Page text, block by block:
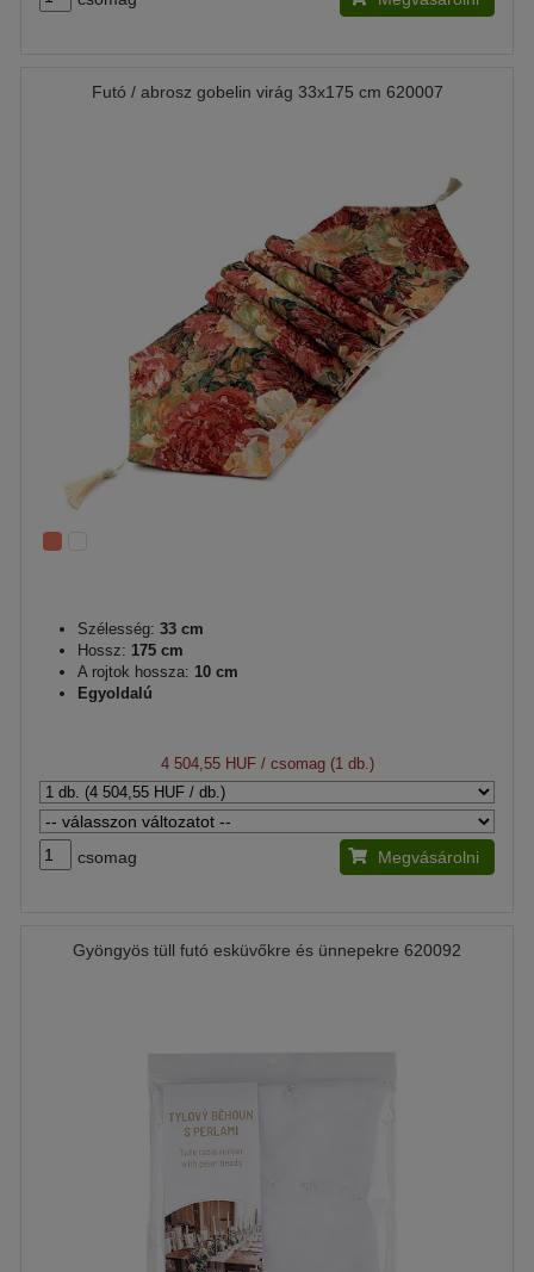
Futó / abrosz gobelin virág 33x175 cm 620007
Szélesség: 33 cm
Hossz: 175 cm
A rojtok hossza: 10 cm
Egyoldalú
4 504,55 HUF/ csomag (1 db.)
csomag Megvásárolni
Gyöngyös tüll futó esküvőkre és ünnepekre 620092